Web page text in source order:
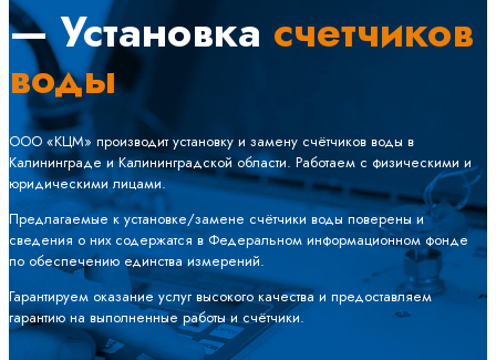
— Установка счетчиков
воды
ООО «КЦМ» производит установку и замену счётчиков воды в
Калининграде и Калининградской области. Работаем с физическими и
юридическими лицами.
Предлагаемые к установке/замене счётчики воды поверены и
сведения о них содержатся в Федеральном информационном фонде
по обеспечению единства измерений.
Гарантируем оказание услуг высокого качества и предоставляем
гарантию на выполненные работы и счётчики.